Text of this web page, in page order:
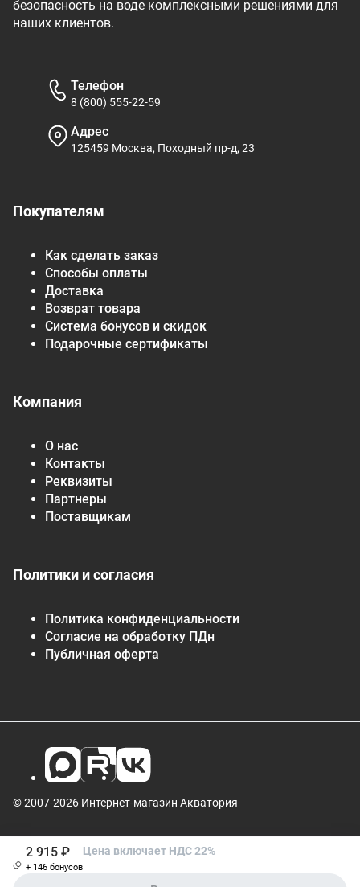
2 915 ₽
+ 146 бонусов
Цена включает НДС 22%
безопасность на воде комплексными решениями для
наших клиентов.
Покупателям
Как сделать заказ
Способы оплаты
Доставка
Возврат товара
Система бонусов и скидок
Подарочные сертификаты
Компания
О нас
Контакты
Реквизиты
Партнеры
Поставщикам
Политики и согласия
Политика конфиденциальности
Согласие на обработку ПДн
Публичная оферта
Телефон
8 (800) 555-22-59
Адрес
125459 Москва, Походный пр-д, 23
© 2007-2026 Интернет-магазин Акватория